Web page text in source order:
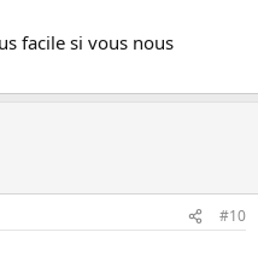
facile si vous nous
#10